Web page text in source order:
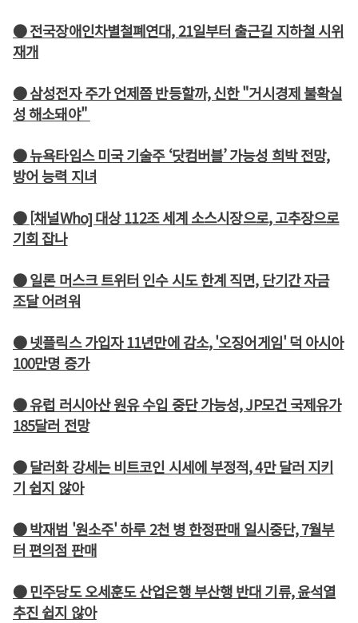
● 전국장애인차별철폐연대, 21일부터 출근길 지하철 시위
재개
● 삼성전자 주가 언제쯤 반등할까, 신한 "거시경제 불확실
성 해소돼야"
● 뉴욕타임스 미국 기술주 ‘닷컴버블’ 가능성 희박 전망,
방어 능력 지녀
● [채널Who] 대상 112조 세계 소스시장으로, 고추장으로
기회 잡나
● 일론 머스크 트위터 인수 시도 한계 직면, 단기간 자금
조달 어려워
● 넷플릭스 가입자 11년만에 감소, '오징어게임' 덕 아시아
100만명 증가
● 유럽 러시아산 원유 수입 중단 가능성, JP모건 국제유가
185달러 전망
● 달러화 강세는 비트코인 시세에 부정적, 4만 달러 지키
기 쉽지 않아
● 박재범 '원소주' 하루 2천 병 한정판매 일시중단, 7월부
터 편의점 판매
● 민주당도 오세훈도 산업은행 부산행 반대 기류, 윤석열
추진 쉽지 않아